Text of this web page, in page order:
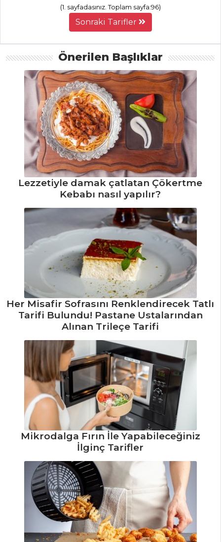
Zerdeçallı Pilav
Üzeri Kavurma
Tarifi, Nasıl Yapılır?
Lüfer Pilavı
Tarifi, Nasıl Yapılır?
Sütlü Biberli
Bulgur Pilavı Tarifi,
Nasıl Yapılır?
Pilav ve Makarna
Tüm Tarifleri
ET YEMEKLERI
Sarımsak Aşı
Tarifi, Nasıl Yapılır?
Soslu Dana Rosto
Tarifi, Nasıl Yapılır?
Et Yemekleri Tüm
Tarifleri
İÇECEKLER
Pancarlı
Fesleğenli Ayran
Tarifi, Nasıl Yapılır?
Kızılcık Şerbeti
Tarifi, Nasıl Yapılır?
Elma Şerbeti
Tarifi, Nasıl Yapılır?
İçecekler Tüm
Tarifleri
BALIK
YEMEKLERI
Sotelenmiş
(1. sayfadasınız. Toplam sayfa:96)
Sonraki Tarifler
Önerilen Başlıklar
Lezzetiyle damak çatlatan Çökertme
Kebabı nasıl yapılır?
Her Misafir Sofrasını Renklendirecek Tatlı
Tarifi Bulundu! Pastane Ustalarından
Alınan Trileçe Tarifi
Mikrodalga Fırın İle Yapabileceğiniz
İlginç Tarifler